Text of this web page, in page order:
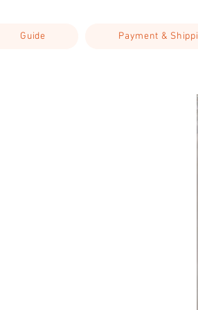
Guide Payment &